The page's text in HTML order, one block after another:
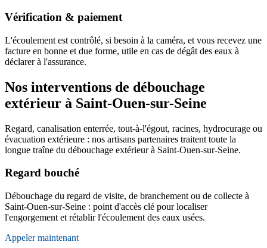
Vérification & paiement
L'écoulement est contrôlé, si besoin à la caméra, et vous recevez une
facture en bonne et due forme, utile en cas de dégât des eaux à
déclarer à l'assurance.
Nos interventions de débouchage
extérieur à Saint-Ouen-sur-Seine
Regard, canalisation enterrée, tout-à-l'égout, racines, hydrocurage ou
évacuation extérieure : nos artisans partenaires traitent toute la
longue traîne du débouchage extérieur à Saint-Ouen-sur-Seine.
Regard bouché
Débouchage du regard de visite, de branchement ou de collecte à
Saint-Ouen-sur-Seine : point d'accès clé pour localiser
l'engorgement et rétablir l'écoulement des eaux usées.
Appeler maintenant